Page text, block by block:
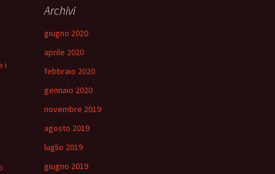
i
Archivi
giugno 2020
aprile 2020
febbraio 2020
gennaio 2020
novembre 2019
agosto 2019
luglio 2019
giugno 2019